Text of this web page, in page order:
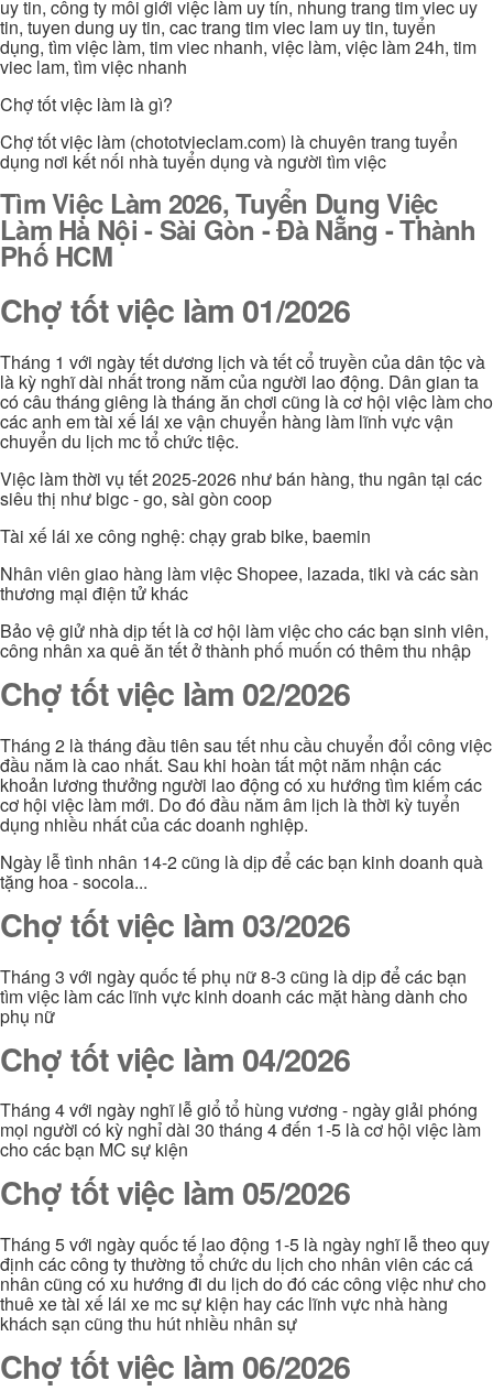
uy tin, công ty môi giới việc làm uy tín, nhung trang tim viec uy
tin, tuyen dung uy tin, cac trang tim viec lam uy tin, tuyển
dụng, tìm việc làm, tim viec nhanh, việc làm, việc làm 24h, tim
viec lam, tìm việc nhanh
Chợ tốt việc làm là gì?
Chợ tốt việc làm (chototvieclam.com) là chuyên trang tuyển
dụng nơi kết nối nhà tuyển dụng và người tìm việc
Tìm Việc Làm 2026, Tuyển Dụng Việc
Làm Hà Nội - Sài Gòn - Đà Nẵng - Thành
Phố HCM
Chợ tốt việc làm 01/2026
Tháng 1 với ngày tết dương lịch và tết cổ truyền của dân tộc và
là kỳ nghĩ dài nhất trong năm của người lao động. Dân gian ta
có câu tháng giêng là tháng ăn chơi cũng là cơ hội việc làm cho
các anh em tài xế lái xe vận chuyển hàng làm lĩnh vực vận
chuyển du lịch mc tổ chức tiệc.
Việc làm thời vụ tết 2025-2026 như bán hàng, thu ngân tại các
siêu thị như bigc - go, sài gòn coop
Tài xế lái xe công nghệ: chạy grab bike, baemin
Nhân viên giao hàng làm việc Shopee, lazada, tiki và các sàn
thương mại điện tử khác
Bảo vệ giử nhà dịp tết là cơ hội làm việc cho các bạn sinh viên,
công nhân xa quê ăn tết ở thành phố muốn có thêm thu nhập
Chợ tốt việc làm 02/2026
Tháng 2 là tháng đầu tiên sau tết nhu cầu chuyển đổi công việc
đầu năm là cao nhất. Sau khi hoàn tất một năm nhận các
khoản lương thưởng người lao động có xu hướng tìm kiếm các
cơ hội việc làm mới. Do đó đầu năm âm lịch là thời kỳ tuyển
dụng nhiều nhất của các doanh nghiệp.
Ngày lễ tình nhân 14-2 cũng là dịp để các bạn kinh doanh quà
tặng hoa - socola...
Chợ tốt việc làm 03/2026
Tháng 3 với ngày quốc tế phụ nữ 8-3 cũng là dịp để các bạn
tìm việc làm các lĩnh vực kinh doanh các mặt hàng dành cho
phụ nữ
Chợ tốt việc làm 04/2026
Tháng 4 với ngày nghĩ lễ giổ tổ hùng vương - ngày giải phóng
mọi người có kỳ nghỉ dài 30 tháng 4 đến 1-5 là cơ hội việc làm
cho các bạn MC sự kiện
Chợ tốt việc làm 05/2026
Tháng 5 với ngày quốc tế lao động 1-5 là ngày nghĩ lễ theo quy
định các công ty thường tổ chức du lịch cho nhân viên các cá
nhân cũng có xu hướng đi du lịch do đó các công việc như cho
thuê xe tài xế lái xe mc sự kiện hay các lĩnh vực nhà hàng
khách sạn cũng thu hút nhiều nhân sự
Chợ tốt việc làm 06/2026